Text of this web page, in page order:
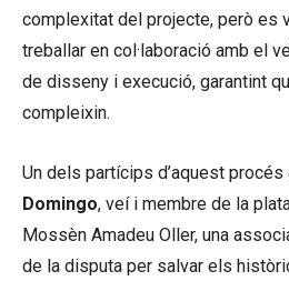
complexitat del projecte, però es
treballar en col·laboració amb el
de disseny i execució, garantint
compleixin.
Un dels partícips d’aquest
Domingo, veí i membre de la
Mossèn Amadeu Oller, una
de la disputa per salvar els